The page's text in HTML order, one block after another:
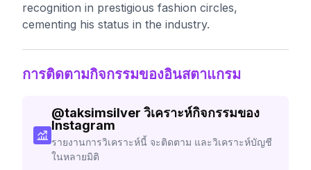
recognition in prestigious fashion circles,
cementing his status in the industry.
การติดตามกิจกรรมของอินสตาแกรม
@taksimsilver วิเคราะห์กิจกรรมของ
Instagram
รายงานการวิเคราะห์นี้ จะติดตาม และวิเคราะห์บัญชี
ในหลายมิติ